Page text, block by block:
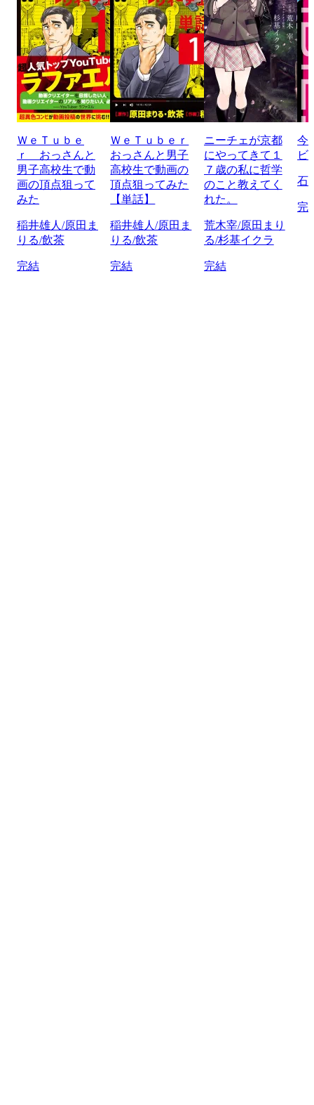
ＷｅＴｕｂｅ
ｒ おっさんと
男子高校生で動
画の頂点狙って
みた
稲井雄人/原田ま
りる/飲茶
完結
ＷｅＴｕｂｅｒ
おっさんと男子
高校生で動画の
頂点狙ってみた
【単話】
稲井雄人/原田ま
りる/飲茶
完結
ニーチェが京都
にやってきて１
７歳の私に哲学
のこと教えてく
れた。
荒木宰/原田まり
る/杉基イクラ
完結
今
ビ
石
完